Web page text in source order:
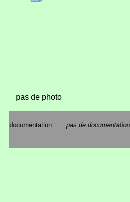
pas de photo
documentation : pas de documentation